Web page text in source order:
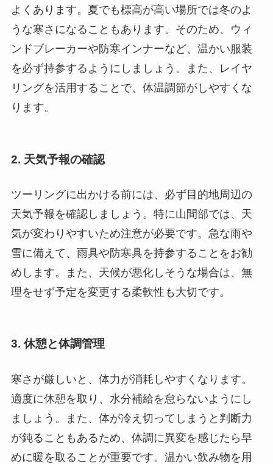
よくあります。夏でも標高が高い場所では冬のよ
うな寒さになることもあります。そのため、ウィ
ンドブレーカーや防寒インナーなど、温かい服装
を必ず持参するようにしましょう。また、レイヤ
リングを活用することで、体温調節がしやすくな
ります。
2. 天気予報の確認
ツーリングに出かける前には、必ず目的地周辺の
天気予報を確認しましょう。特に山間部では、天
気が変わりやすいため注意が必要です。急な雨や
雪に備えて、雨具や防寒具を持参することをお勧
めします。また、天候が悪化しそうな場合は、無
理をせず予定を変更する柔軟性も大切です。
3. 休憩と体調管理
寒さが厳しいと、体力が消耗しやすくなります。
適度に休憩を取り、水分補給を怠らないようにし
ましょう。また、体が冷え切ってしまうと判断力
が鈍ることもあるため、体調に異変を感じたら早
めに暖を取ることが重要です。温かい飲み物を用